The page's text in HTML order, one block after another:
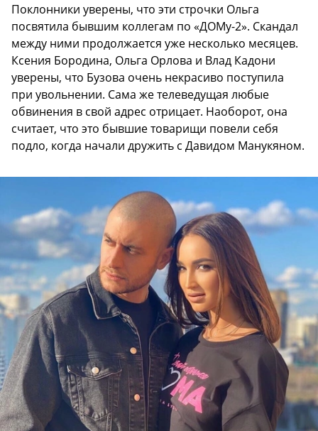
Поклонники уверены, что эти строчки Ольга
посвятила бывшим коллегам по «ДОМу-2». Скандал
между ними продолжается уже несколько месяцев.
Ксения Бородина, Ольга Орлова и Влад Кадони
уверены, что Бузова очень некрасиво поступила
при увольнении. Сама же телеведущая любые
обвинения в свой адрес отрицает. Наоборот, она
считает, что это бывшие товарищи повели себя
подло, когда начали дружить с Давидом Манукяном.